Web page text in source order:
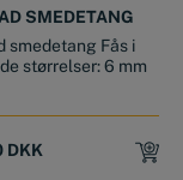
SMEDETANG
smedetang Fås i
størrelser: 6 mm
DKK